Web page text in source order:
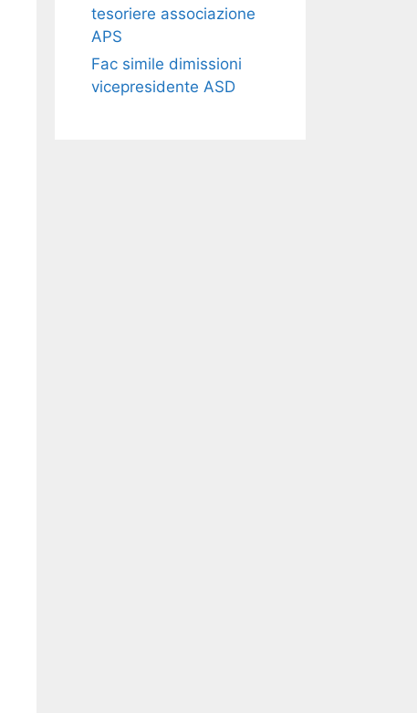
tesoriere associazione
APS​​
Fac simile dimissioni
vicepresidente ASD​​